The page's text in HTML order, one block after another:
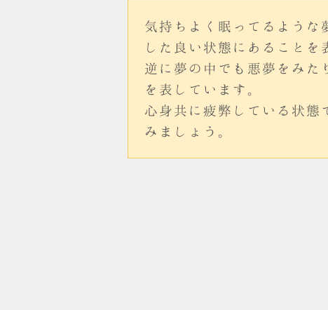
気持ちよく眠ってるような
した良い状態にあることを
逆に夢の中でも悪夢をみた
を表しています。
心身共に疲弊している状態
みましょう。